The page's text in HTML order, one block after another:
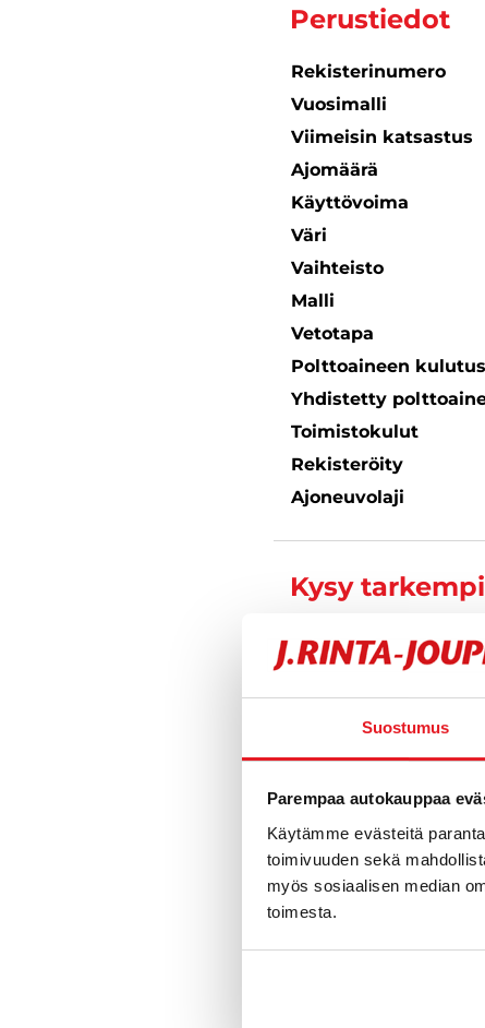
Suostumus
Parempaa autokauppaa
Käytämme evästeitä
toimivuuden sekä
myös sosiaalisen median
toimesta.
Perustiedot
Rekisterinumero
Vuosimalli
Viimeisin katsastus
Ajomäärä
Käyttövoima
Väri
Vaihteisto
Malli
Vetotapa
Polttoaineen
Yhdistetty
Toimistokulut
Rekisteröity
Ajoneuvolaji
Kysy
Tekniset
Toimipiste